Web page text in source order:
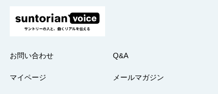
お問い合わせ Q&A
マイページ メールマガジン